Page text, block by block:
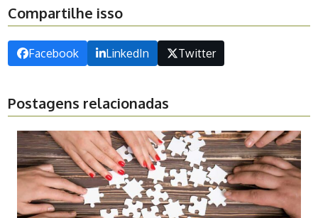
Compartilhe isso
Facebook LinkedIn Twitter
Postagens relacionadas